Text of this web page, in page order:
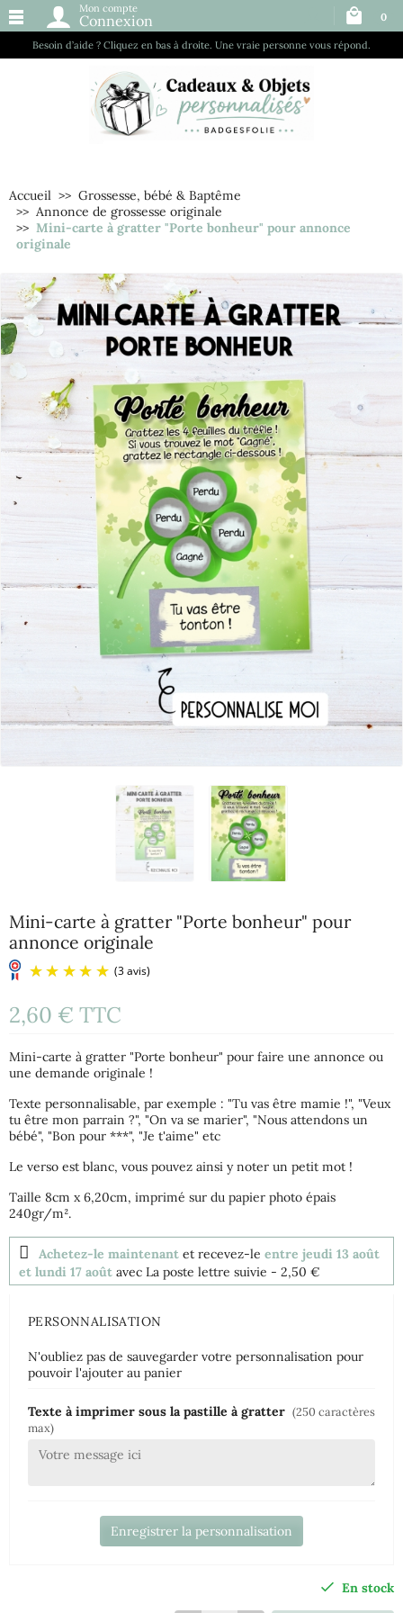
Besoin d’aide ? Cliquez en bas à droite. Une vraie personne vous répond.
Mon compte
Connexion 0
Accueil
Grossesse, bébé & Baptême
Annonce de grossesse originale
Mini-carte à gratter "Porte bonheur" pour annonce
originale
Mini-carte à gratter "Porte bonheur" pour
annonce originale
(3 avis)
2,60 € TTC
Mini-carte à gratter "Porte bonheur" pour faire une annonce ou
une demande originale !
Texte personnalisable, par exemple : "Tu vas être mamie !", "Veux
tu être mon parrain ?", "On va se marier", "Nous attendons un
bébé", "Bon pour ***", "Je t'aime" etc
Le verso est blanc, vous pouvez ainsi y noter un petit mot !
Taille 8cm x 6,20cm, imprimé sur du papier photo épais
240gr/m².
Achetez-le maintenant et recevez-le entre jeudi 13 août
et lundi 17 août avec La poste lettre suivie - 2,50 €
PERSONNALISATION
N'oubliez pas de sauvegarder votre personnalisation pour
pouvoir l'ajouter au panier
Texte à imprimer sous la pastille à gratter (250 caractères
max)
Enregistrer la personnalisation
En stock